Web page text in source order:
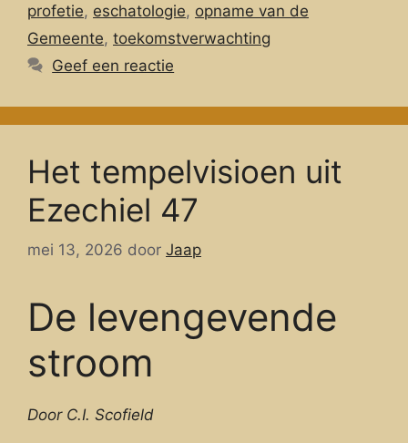
profetie, eschatologie, opname van de
Gemeente, toekomstverwachting
Geef een reactie
Het tempelvisioen uit
Ezechiel 47
mei 13, 2026 door Jaap
De levengevende
stroom
Door C.I. Scofield